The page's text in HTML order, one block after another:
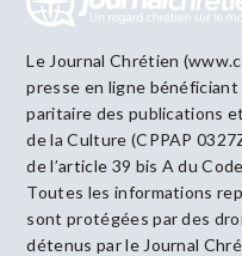
Le Journal Chrétien
presse en ligne bénéficiant
paritaire des publications
de la Culture (CPPAP
de l’article 39 bis A du
Toutes les informations
sont protégées par des
détenus par le Journal